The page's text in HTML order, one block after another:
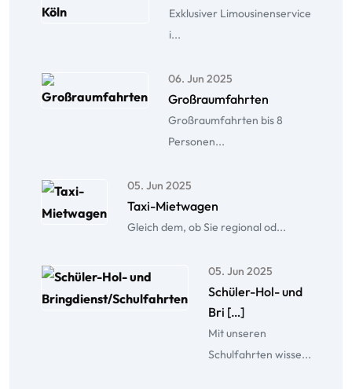
Exklusiver Limousinenservice
i...
06. Jun 2025
Großraumfahrten
Großraumfahrten bis 8
Personen...
05. Jun 2025
Taxi-Mietwagen
Gleich dem, ob Sie regional od...
05. Jun 2025
Schüler-Hol- und
Bri […]
Mit unseren
Schulfahrten wisse...